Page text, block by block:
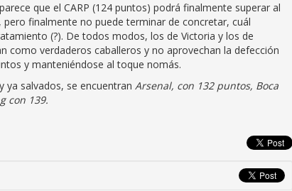
que el CARP (124 puntos) podrá finalmente superar al
pero finalmente no puede terminar de concretar, cuál
(?). De todos modos, los de Victoria y los de
como verdaderos caballeros y no aprovechan la defección
y manteniéndose al toque nomás.
ya salvados, se encuentran Arsenal, con 132 puntos, Boca
con 139.